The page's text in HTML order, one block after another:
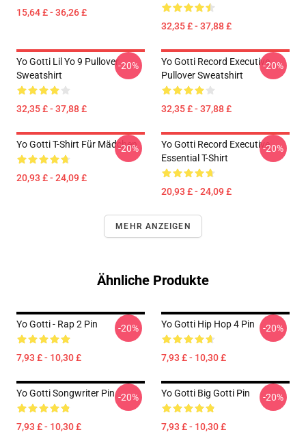
15,64 £ - 36,26 £
32,35 £ - 37,88 £
Yo Gotti Lil Yo 9 Pullover
Sweatshirt
32,35 £ - 37,88 £
-20%
Yo Gotti Record Executive
Pullover Sweatshirt
32,35 £ - 37,88 £
-20%
Yo Gotti T-Shirt Für Mädchen
20,93 £ - 24,09 £
-20%
Yo Gotti Record Executive
Essential T-Shirt
20,93 £ - 24,09 £
-20%
MEHR ANZEIGEN
Ähnliche Produkte
Yo Gotti - Rap 2 Pin
7,93 £ - 10,30 £
-20% Yo Gotti Hip Hop 4 Pin
7,93 £ - 10,30 £
-20%
Yo Gotti Songwriter Pin
7,93 £ - 10,30 £
-20% Yo Gotti Big Gotti Pin
7,93 £ - 10,30 £
-20%